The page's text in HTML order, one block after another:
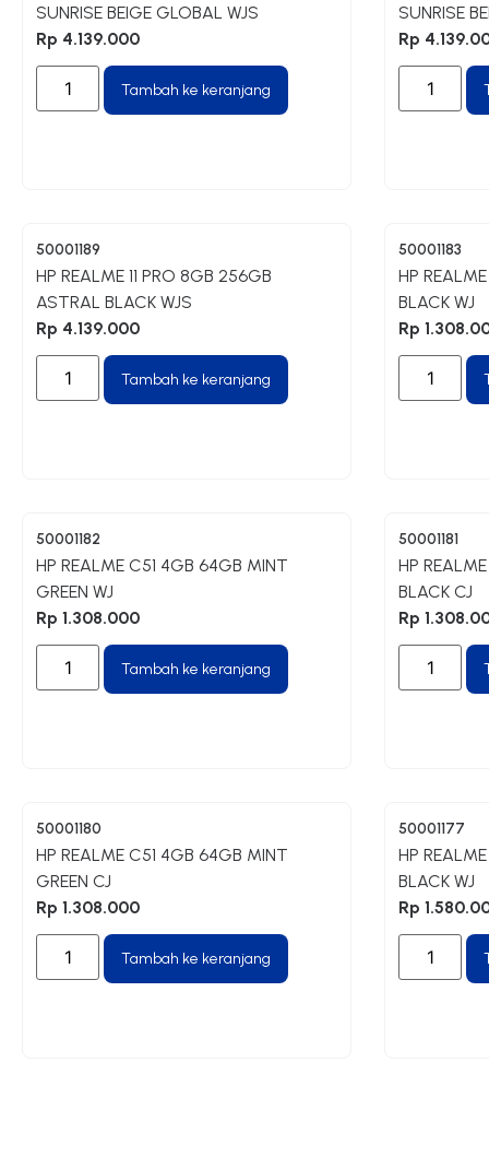
SUNRISE BEIGE GLOBAL WJS
Rp 4.139.000
Tambah ke keranjang
SUNRISE
Rp
50001189
HP REALME 11 PRO 8GB 256GB
ASTRAL BLACK WJS
Rp 4.139.000
Tambah ke keranjang
50001183
HP
BLACK WJ
Rp
50001182
HP REALME C51 4GB 64GB MINT
GREEN WJ
Rp 1.308.000
Tambah ke keranjang
50001181
HP
BLACK CJ
Rp
50001180
HP REALME C51 4GB 64GB MINT
GREEN CJ
Rp 1.308.000
Tambah ke keranjang
50001177
HP
BLACK WJ
Rp